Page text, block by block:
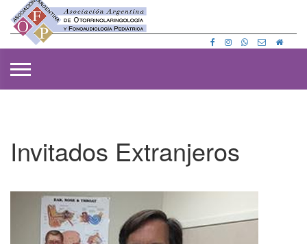
Invitados Extranjeros